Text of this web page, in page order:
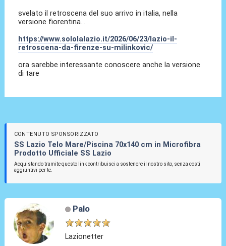
svelato il retroscena del suo arrivo in italia, nella
versione fiorentina...
https://www.sololalazio.it/2026/06/23/lazio-il-
retroscena-da-firenze-su-milinkovic/
ora sarebbe interessante conoscere anche la versione
di tare
CONTENUTO SPONSORIZZATO
SS Lazio Telo Mare/Piscina 70x140 cm in Microfibra
Prodotto Ufficiale SS Lazio
Acquistando tramite questo link contribuisci a sostenere il nostro sito, senza costi
aggiuntivi per te.
Palo
Lazionetter